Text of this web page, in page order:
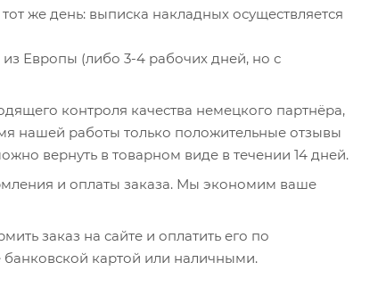
же день: выписка накладных осуществляется
Европы (либо 3-4 рабочих дней, но с
контроля качества немецкого партнёра,
нашей работы только положительные отзывы
вернуть в товарном виде в течении 14 дней.
и оплаты заказа. Мы экономим ваше
заказ на сайте и оплатить его по
банковской картой или наличными.